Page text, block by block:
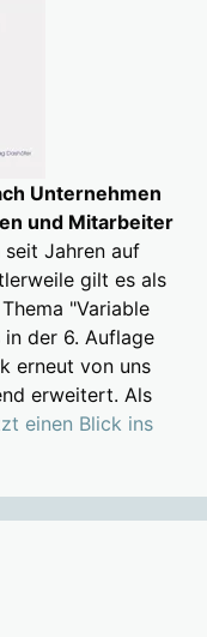
Unternehmen
und Mitarbeiter
seit Jahren auf
gilt es als
"Variable
der 6. Auflage
erneut von uns
erweitert. Als
einen Blick ins